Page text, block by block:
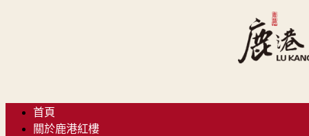
首頁
關於鹿港紅樓